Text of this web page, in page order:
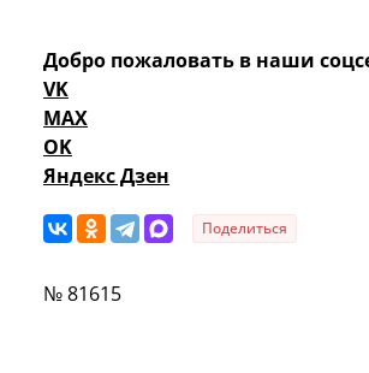
Добро пожаловать в наши
VK
MAX
OK
Яндекс Дзен
Поделиться
№ 81615